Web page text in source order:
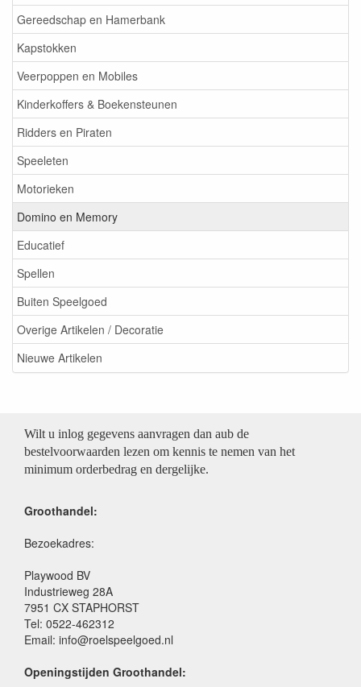
Gereedschap en Hamerbank
Kapstokken
Veerpoppen en Mobiles
Kinderkoffers & Boekensteunen
Ridders en Piraten
Speeleten
Motorieken
Domino en Memory
Educatief
Spellen
Buiten Speelgoed
Overige Artikelen / Decoratie
Nieuwe Artikelen
Wilt u inlog gegevens aanvragen dan aub de
bestelvoorwaarden lezen om kennis te nemen van het
minimum orderbedrag en dergelijke.
Groothandel:
Bezoekadres:
Playwood BV
Industrieweg 28A
7951 CX STAPHORST
Tel: 0522-462312
Email: info@roelspeelgoed.nl
Openingstijden Groothandel: